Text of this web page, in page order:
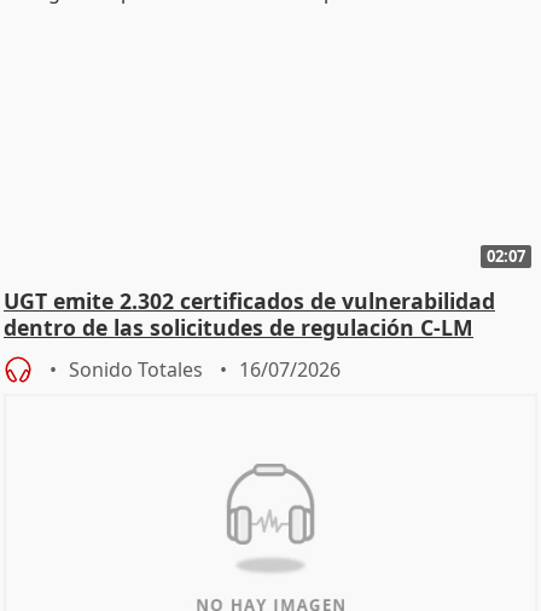
02:07
UGT emite 2.302 certificados de vulnerabilidad
dentro de las solicitudes de regulación C-LM
Sonido Totales 16/07/2026